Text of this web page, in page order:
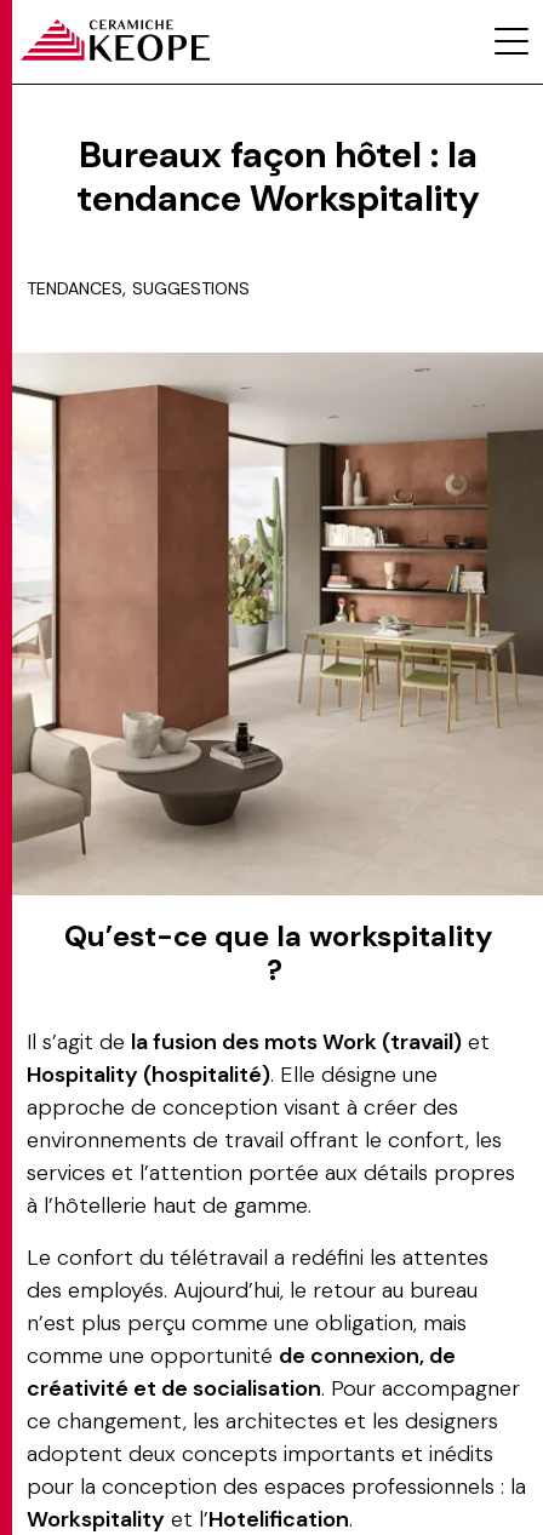
MATCH APP
RECHERCHE
ESPACE RÉSERVÉ
Bureaux façon hôtel : la
tendance Workspitality
TENDANCES, SUGGESTIONS
Qu’est-ce que la workspitality
?
Il s’agit de la fusion des mots Work (travail) et
Hospitality (hospitalité). Elle désigne une
approche de conception visant à créer des
environnements de travail offrant le confort, les
services et l’attention portée aux détails propres
à l’hôtellerie haut de gamme.
Le confort du télétravail a redéfini les attentes
des employés. Aujourd’hui, le retour au bureau
n’est plus perçu comme une obligation, mais
comme une opportunité de connexion, de
créativité et de socialisation. Pour accompagner
ce changement, les architectes et les designers
adoptent deux concepts importants et inédits
pour la conception des espaces professionnels : la
Workspitality et l’Hotelification.